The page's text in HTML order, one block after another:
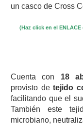
un casco de Cross
(Haz click en el
Cuenta con 18
provisto detejido
facilitando que el
También este
microbiano,